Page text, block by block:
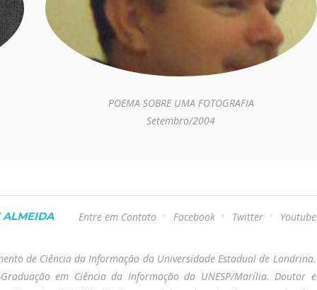
POEMA SOBRE UMA FOTOGRAFIA
Setembro/2004
Entre em Contato Facebook Twitter Youtube
ALMEIDA
de Ciência da Informação da Universidade Estadual de Londrina.
em Ciência da Informação da UNESP/Marília. Doutor e